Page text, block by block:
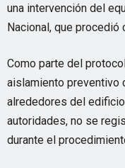
una intervención del
Nacional, que procedió
Como parte del
aislamiento preventivo
alrededores del
autoridades, no se
durante el